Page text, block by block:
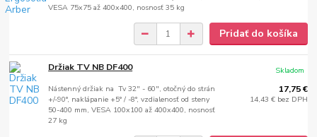
VESA 75x75 až 400x400, nosnosť 35 kg
Pridať do košíka
Držiak TV NB DF400
Nástenný držiak na Tv 32" - 60", otočný do strán
+/-90°, naklápanie +5° / -8°, vzdialenosť od steny
50-400 mm, VESA 100x100 až 400x400, nosnosť
27 kg
17,75 €
14,43 € bez DPH
Skladom